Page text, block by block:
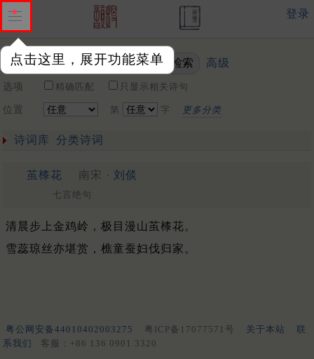
点击这里，展开功能菜单
登录
关键词 高级
选项 精确匹配 只显示相关诗句
位置 第 字 更多分类
诗词库 分类诗词
茧㯃花 南宋 · 刘倓
七言绝句
清晨步上金鸡岭，极目漫山茧㯃花。
雪蕊琼丝亦堪赏，樵童蚕妇伐归家。
粤公网安备44010402003275 粤ICP备17077571号 关于本站
联
系我们
客服：+86 136 0901 3320